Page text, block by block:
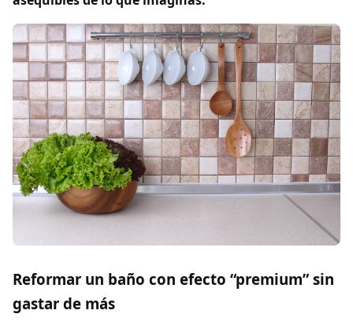
Reformar un baño con efecto “premium” sin
gastar de más